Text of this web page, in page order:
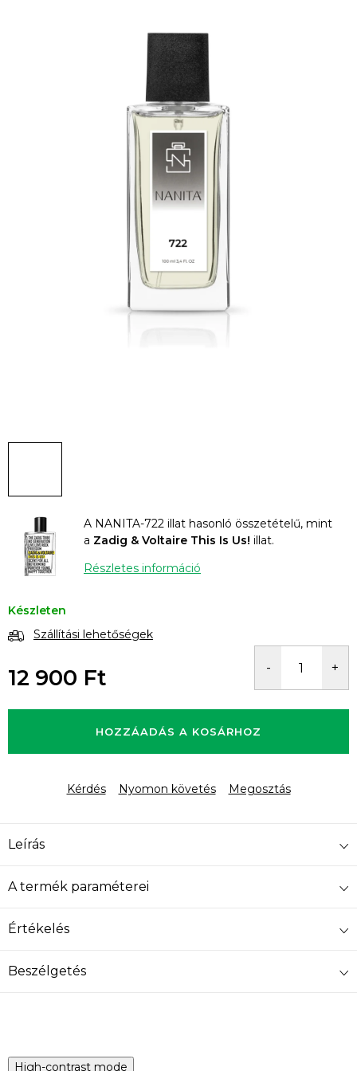
A NANITA-722 illat hasonló összetételű, mint
a Zadig & Voltaire This Is Us! illat.
Részletes információ
Készleten
Szállítási lehetőségek
12 900 Ft
HOZZÁADÁS A KOSÁRHOZ
Kérdés Nyomon követés Megosztás
Leírás
A termék paraméterei
Értékelés
Beszélgetés
High-contrast mode